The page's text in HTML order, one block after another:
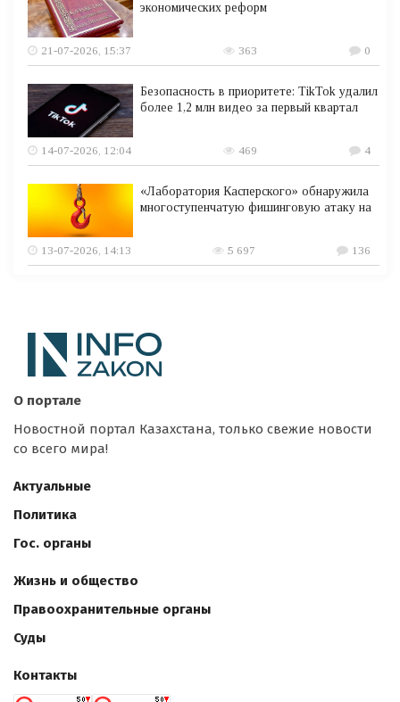
экономических реформ
21-07-2026, 15:37 363 0
Безопасность в приоритете: TikTok удалил
более 1,2 млн видео за первый квартал
14-07-2026, 12:04 469 4
«Лаборатория Касперского» обнаружила
многоступенчатую фишинговую атаку на
13-07-2026, 14:13 5 697 136
О портале
Новостной портал Казахстана, только свежие новости
со всего мира!
Актуальные
Политика
Гос. органы
Жизнь и общество
Правоохранительные органы
Суды
Контакты